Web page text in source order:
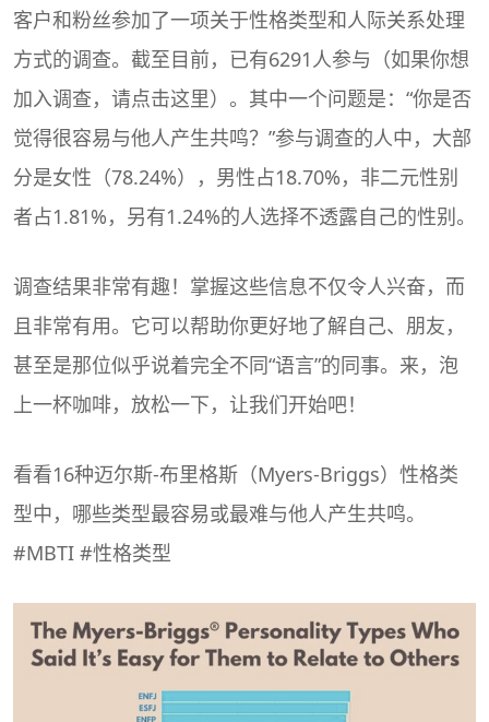
客户和粉丝参加了一项关于性格类型和人际关系处理
方式的调查。截至目前，已有6291人参与（如果你想
加入调查，请点击这里）。其中一个问题是：“你是否
觉得很容易与他人产生共鸣？”参与调查的人中，大部
分是女性（78.24%），男性占18.70%，非二元性别
者占1.81%，另有1.24%的人选择不透露自己的性别。
调查结果非常有趣！掌握这些信息不仅令人兴奋，而
且非常有用。它可以帮助你更好地了解自己、朋友，
甚至是那位似乎说着完全不同“语言”的同事。来，泡
上一杯咖啡，放松一下，让我们开始吧！
看看16种迈尔斯-布里格斯（Myers-Briggs）性格类
型中，哪些类型最容易或最难与他人产生共鸣。
#MBTI #性格类型